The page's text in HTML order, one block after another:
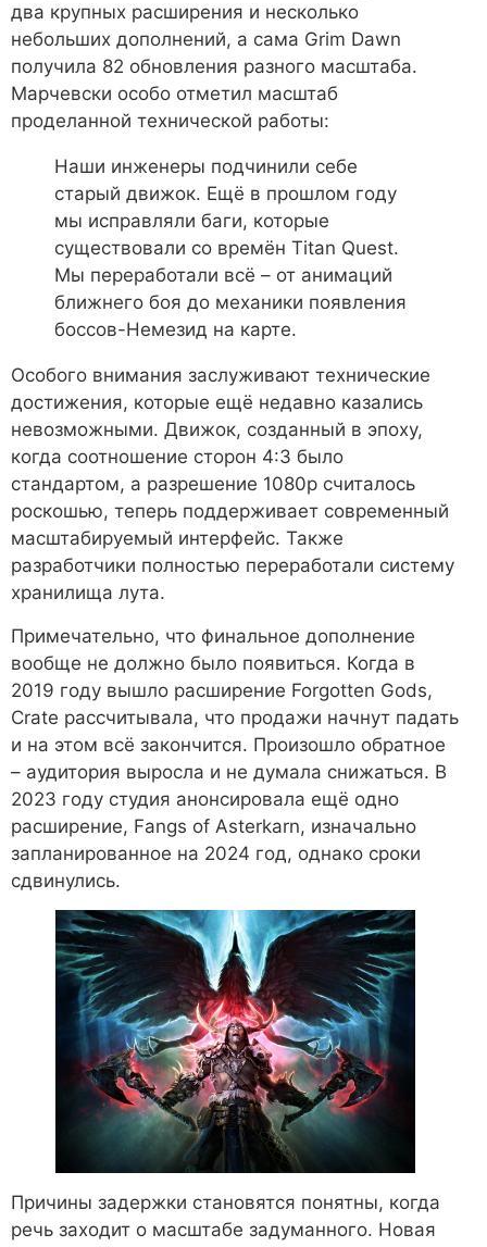
два крупных расширения и несколько
небольших дополнений, а сама Grim Dawn
получила 82 обновления разного масштаба.
Марчевски особо отметил масштаб
проделанной технической работы:
Наши инженеры подчинили себе
старый движок. Ещё в прошлом году
мы исправляли баги, которые
существовали со времён Titan Quest.
Мы переработали всё – от анимаций
ближнего боя до механики появления
боссов-Немезид на карте.
Особого внимания заслуживают технические
достижения, которые ещё недавно казались
невозможными. Движок, созданный в эпоху,
когда соотношение сторон 4:3 было
стандартом, а разрешение 1080p считалось
роскошью, теперь поддерживает современный
масштабируемый интерфейс. Также
разработчики полностью переработали систему
хранилища лута.
Примечательно, что финальное дополнение
вообще не должно было появиться. Когда в
2019 году вышло расширение Forgotten Gods,
Crate рассчитывала, что продажи начнут падать
и на этом всё закончится. Произошло обратное
– аудитория выросла и не думала снижаться. В
2023 году студия анонсировала ещё одно
расширение, Fangs of Asterkarn, изначально
запланированное на 2024 год, однако сроки
сдвинулись.
Причины задержки становятся понятны, когда
речь заходит о масштабе задуманного. Новая